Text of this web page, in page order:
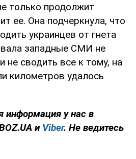
только продолжит
ее. Она подчеркнула, что
украинцев от гнета
западные СМИ не
не сводить все к тому, на
километров удалось
информация у нас в
и Viber. Не ведитесь